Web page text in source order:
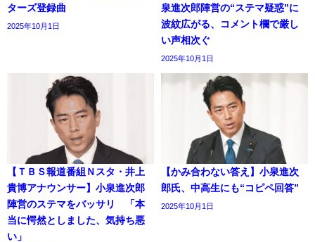
ターズ登録曲
2025年10月1日
泉進次郎陣営の“ステマ疑惑”に
波紋広がる、コメント欄で厳し
い声相次ぐ
2025年10月1日
【ＴＢＳ報道番組Ｎスタ・井上
貴博アナウンサー】小泉進次郎
陣営のステマをバッサリ 「本
当に愕然としました、気持ち悪
い」
【かみ合わない答え】小泉進次
郎氏、中高生にも“コピペ回答”
2025年10月1日